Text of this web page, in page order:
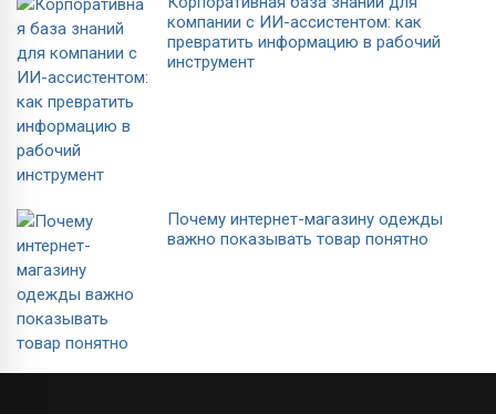
компании с ИИ-ассистентом: как
превратить информацию в рабочий
инструмент
Почему интернет-магазину одежды
важно показывать товар понятно